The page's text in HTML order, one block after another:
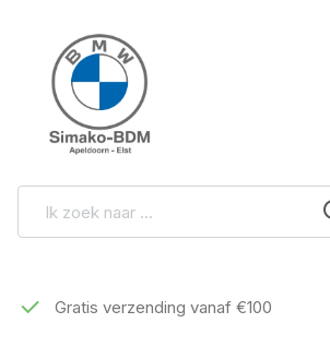
Gratis verzending vanaf €100